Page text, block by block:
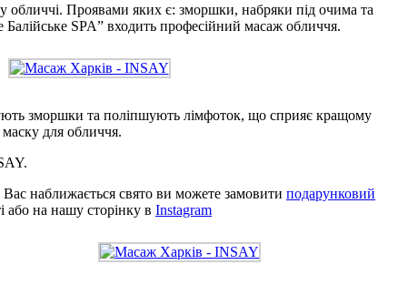
обличчі. Проявами яких є: зморшки, набряки під очима та
SPA” входить професійний масаж обличчя.
зморшки та поліпшують лімфоток, що сприяє кращому
для обличчя.
наближається свято ви можете замовити подарунковий
або на нашу сторінку в Instagram